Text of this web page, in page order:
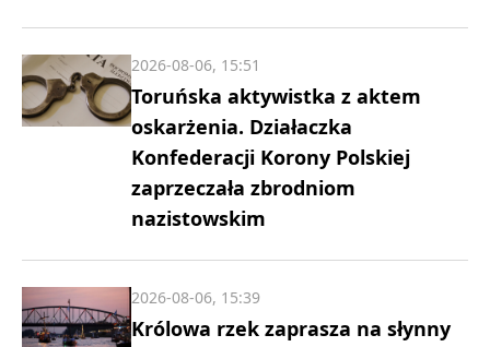
Toruńska aktywistka z aktem
oskarżenia. Działaczka
Konfederacji Korony Polskiej
zaprzeczała zbrodniom
nazistowskim
2026-08-06, 15:51
Królowa rzek zaprasza na słynny
2026-08-06, 15:39